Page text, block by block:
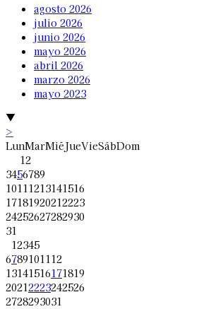
agosto 2026
julio 2026
junio 2026
mayo 2026
abril 2026
marzo 2026
mayo 2023
▼
>
LunMarMiéJueVieSábDom
12
3456789
10111213141516
17181920212223
24252627282930
31
12345
6789101112
13141516171819
20212223242526
2728293031